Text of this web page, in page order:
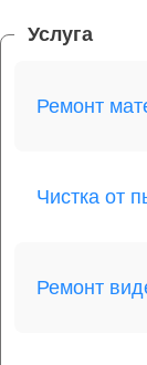
Услуга
Ремонт
Чистка от
Ремонт